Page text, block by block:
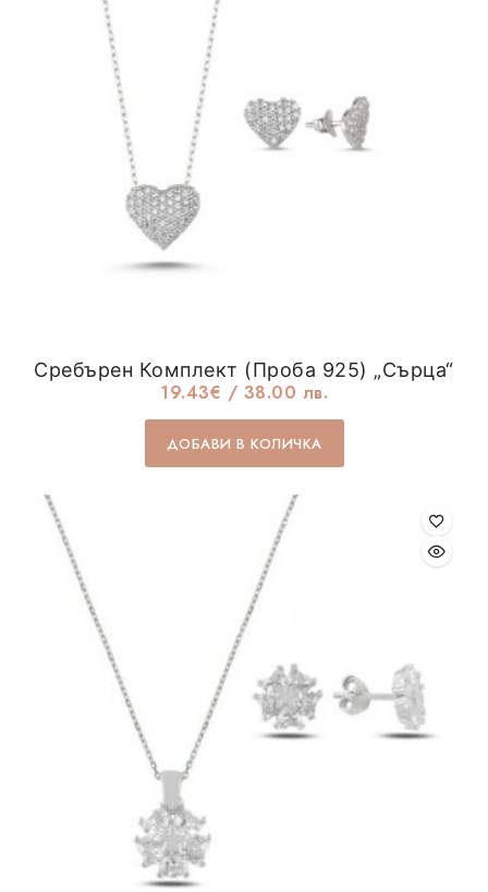
Сребърен Комплект (проба 925) „Сърца“
19.43€ / 38.00 лв.
ДОБАВИ В КОЛИЧКА